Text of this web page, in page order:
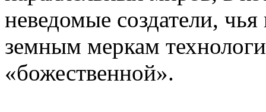
неведомые создатели,
земным меркам
«божественной».